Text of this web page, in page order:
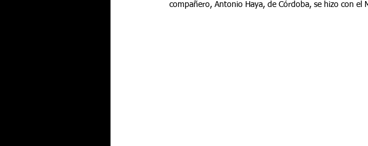
compañero, Antonio Haya, de Córdoba, se hizo con el